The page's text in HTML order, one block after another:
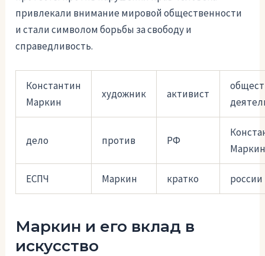
привлекали внимание мировой общественности
и стали символом борьбы за свободу и
справедливость.
Константин
Маркин
художник активист
дело против РФ
ЕСПЧ Маркин кратко россии
Маркин и его вклад в
искусство